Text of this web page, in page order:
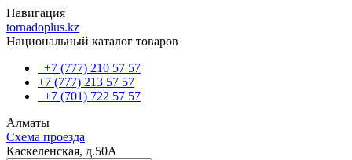
Навигация
tornadoplus.kz
Национальный каталог товаров
+7 (777) 210 57 57
+7 (777) 213 57 57
+7 (701) 722 57 57
Алматы
Схема проезда
Каскеленская, д.50А